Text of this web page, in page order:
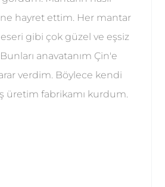
hayret ettim. Her mantar
gibi çok güzel ve eşsiz
anavatanım Çin'e
verdim. Böylece kendi
üretim fabrikamı kurdum.